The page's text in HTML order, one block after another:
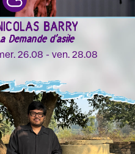
BARRY
Demande d'asile
26.08 - ven. 28.08